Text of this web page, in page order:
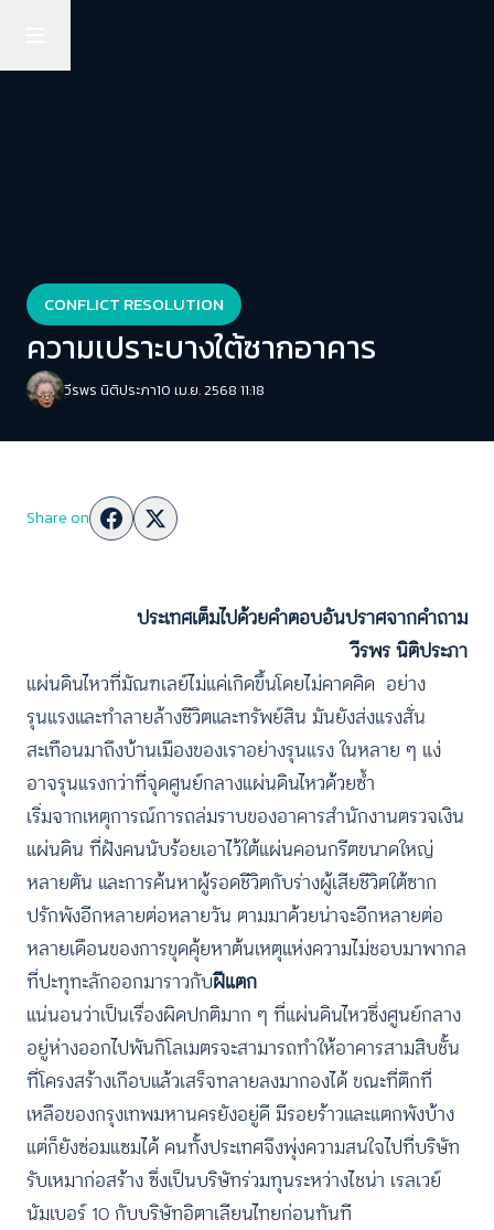
CONFLICT RESOLUTION
ความเปราะบางใต้ซากอาคาร
วีรพร นิติประภา10 เม.ย. 2568 11:18
Share on
ประเทศเต็มไปด้วยคำตอบอันปราศจากคำถาม
วีรพร นิติประภา
แผ่นดินไหวที่มัณฑเลย์ไม่แค่เกิดขึ้นโดยไม่คาดคิด อย่าง
รุนแรงและทำลายล้างชีวิตและทรัพย์สิน มันยังส่งแรงสั่น
สะเทือนมาถึงบ้านเมืองของเราอย่างรุนแรง ในหลาย ๆ แง่
อาจรุนแรงกว่าที่จุดศูนย์กลางแผ่นดินไหวด้วยซ้ำ
เริ่มจากเหตุการณ์การถล่มราบของอาคารสำนักงานตรวจเงิน
แผ่นดิน ที่ฝังคนนับร้อยเอาไว้ใต้แผ่นคอนกรีตขนาดใหญ่
หลายตัน และการค้นหาผู้รอดชีวิตกับร่างผู้เสียชีวิตใต้ซาก
ปรักพังอีกหลายต่อหลายวัน ตามมาด้วยน่าจะอีกหลายต่อ
หลายเดือนของการขุดคุ้ยหาต้นเหตุแห่งความไม่ชอบมาพากล
ที่ปะทุทะลักออกมาราวกับฝีแตก
แน่นอนว่าเป็นเรื่องผิดปกติมาก ๆ ที่แผ่นดินไหวซึ่งศูนย์กลาง
อยู่ห่างออกไปพันกิโลเมตรจะสามารถทำให้อาคารสามสิบชั้น
ที่โครงสร้างเกือบแล้วเสร็จทลายลงมากองได้ ขณะที่ตึกที่
เหลือของกรุงเทพมหานครยังอยู่ดี มีรอยร้าวและแตกพังบ้าง
แต่ก็ยังซ่อมแซมได้ คนทั้งประเทศจึงพุ่งความสนใจไปที่บริษัท
รับเหมาก่อสร้าง ซึ่งเป็นบริษัทร่วมทุนระหว่างไชน่า เรลเวย์
นัมเบอร์ 10 กับบริษัทอิตาเลียนไทยก่อนทันที